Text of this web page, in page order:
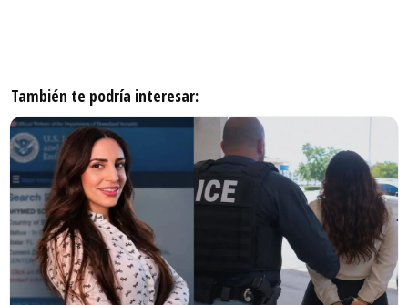
También te podría interesar: